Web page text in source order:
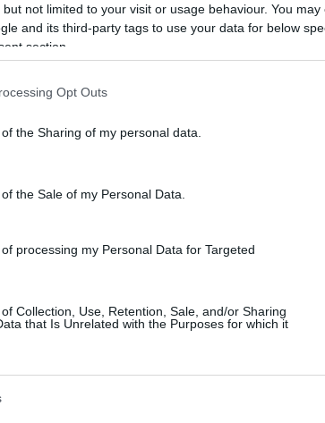
not limited to your visit or usage behaviour. You
and its third-party tags to use your data for below
section.
Opt Outs
the Sharing of my personal data.
the Sale of my Personal Data.
processing my Personal Data for Targeted
Collection, Use, Retention, Sale, and/or Sharing
that Is Unrelated with the Purposes for which it
ΘΑΡΡΑΛΕΑ